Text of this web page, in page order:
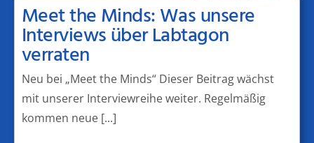
Meet the Minds: Was unsere
Interviews über Labtagon
verraten
Neu bei „Meet the Minds“ Dieser Beitrag wächst
mit unserer Interviewreihe weiter. Regelmäßig
kommen neue [...]